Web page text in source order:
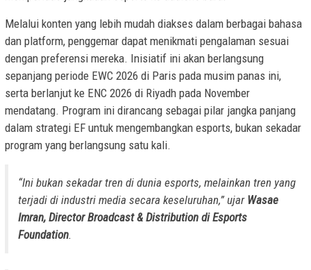
Melalui konten yang lebih mudah diakses dalam berbagai bahasa
dan platform, penggemar dapat menikmati pengalaman sesuai
dengan preferensi mereka. Inisiatif ini akan berlangsung
sepanjang periode EWC 2026 di Paris pada musim panas ini,
serta berlanjut ke ENC 2026 di Riyadh pada November
mendatang. Program ini dirancang sebagai pilar jangka panjang
dalam strategi EF untuk mengembangkan esports, bukan sekadar
program yang berlangsung satu kali.
“Ini bukan sekadar tren di dunia esports, melainkan tren yang
terjadi di industri media secara keseluruhan,” ujar Wasae
Imran, Director Broadcast & Distribution di Esports
Foundation.